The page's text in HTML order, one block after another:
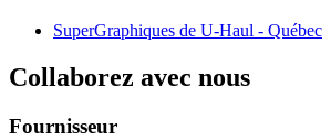
SuperGraphiques de U-Haul - Québec
Collaborez avec nous
Fournisseur